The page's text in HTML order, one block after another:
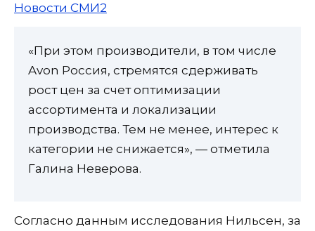
Новости СМИ2
«При этом производители, в том числе
Avon Россия, стремятся сдерживать
рост цен за счет оптимизации
ассортимента и локализации
производства. Тем не менее, интерес к
категории не снижается», — отметила
Галина Неверова.
Согласно данным исследования Нильсен, за